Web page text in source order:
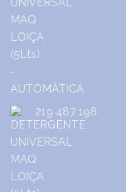
219 487 198